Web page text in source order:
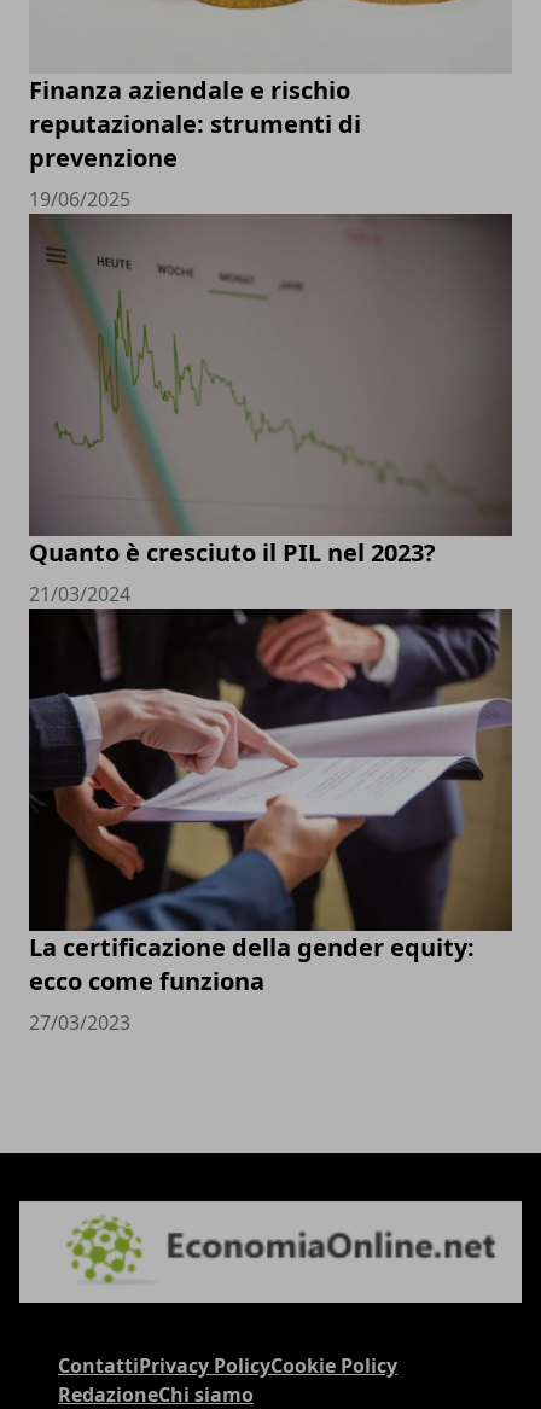
Finanza aziendale e rischio
reputazionale: strumenti di
prevenzione
19/06/2025
Quanto è cresciuto il PIL nel 2023?
21/03/2024
La certificazione della gender equity:
ecco come funziona
27/03/2023
ContattiPrivacy PolicyCookie Policy
RedazioneChi siamo